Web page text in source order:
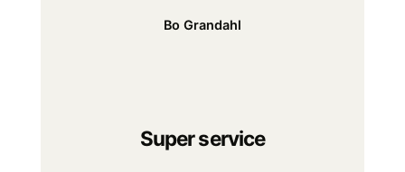
Bo Grandahl
Super service